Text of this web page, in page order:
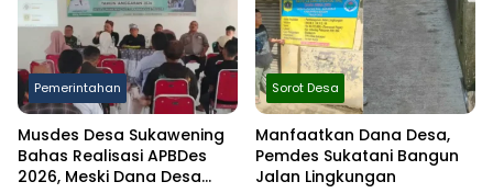
Pemerintahan
Musdes Desa Sukawening
Bahas Realisasi APBDes
2026, Meski Dana Desa
Sorot Desa
Manfaatkan Dana Desa,
Pemdes Sukatani Bangun
Jalan Lingkungan